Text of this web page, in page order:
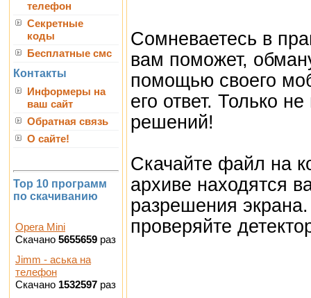
телефон
Секретные
коды
Бесплатные смс
Контакты
Информеры на
ваш сайт
Обратная связь
О сайте!
Top 10 программ
по скачиванию
Opera Mini
Скачано 5655659 раз
Jimm - аська на
телефон
Скачано 1532597 раз
Сомневаетесь в
вам поможет,
помощью своего
его ответ. Только
решений!
Скачайте файл на
архиве находятся
разрешения
проверяйте